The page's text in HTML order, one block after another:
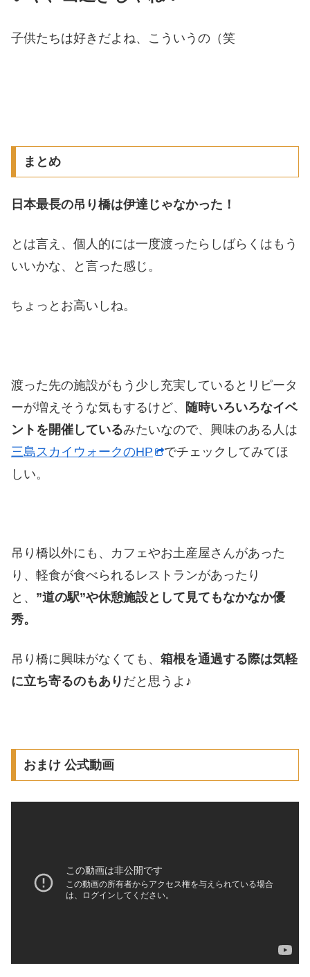
子供たちは好きだよね、こういうの（笑
まとめ
日本最長の吊り橋は伊達じゃなかった！
とは言え、個人的には一度渡ったらしばらくはもう
いいかな、と言った感じ。
ちょっとお高いしね。
渡った先の施設がもう少し充実しているとリピータ
ーが増えそうな気もするけど、 随時いろいろなイベ
ントを開催しているみたいなので、興味のある人は
三島スカイウォークのHP
でチェックしてみてほ
しい。
吊り橋以外にも、カフェやお土産屋さんがあった
り、軽食が食べられるレストランがあったり
と、 ”道の駅”や休憩施設として見てもなかなか優
秀。
吊り橋に興味がなくても、 箱根を通過する際は気軽
に立ち寄るのもあり だと思うよ♪
おまけ 公式動画